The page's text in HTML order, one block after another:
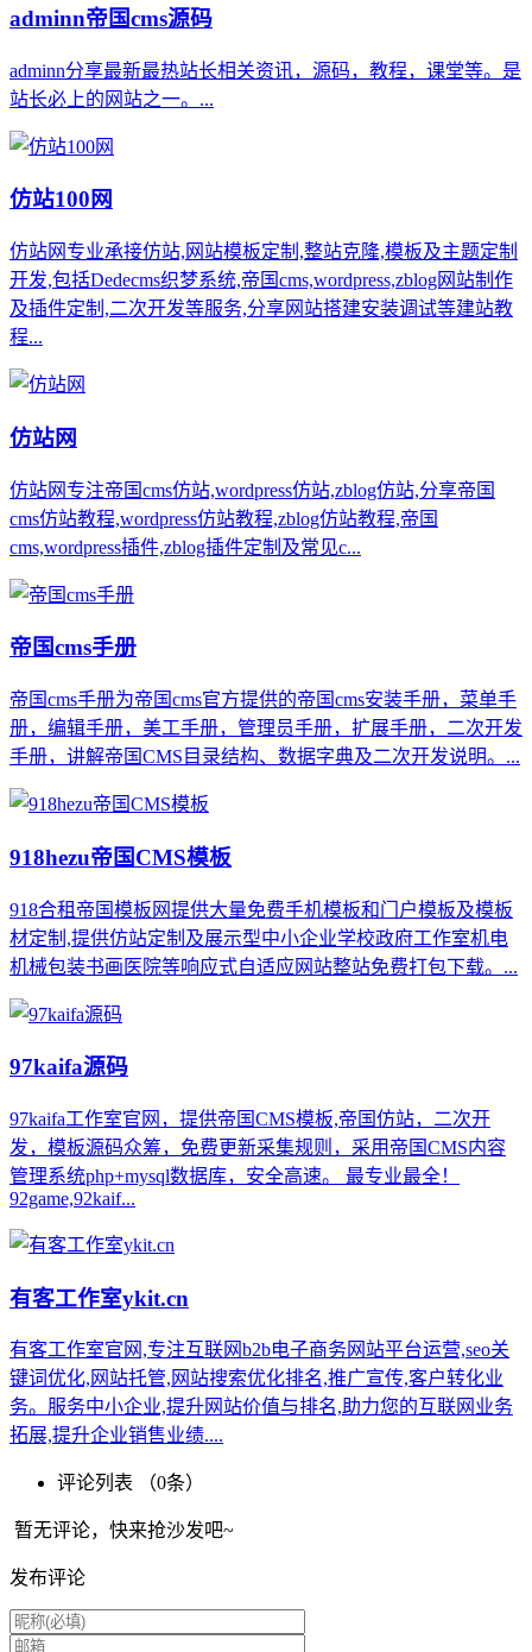
adminn帝国cms源码
adminn分享最新最热站长相关资讯，源码，教程，课堂等。是
站长必上的网站之一。...
仿站100网
仿站网专业承接仿站,网站模板定制,整站克隆,模板及主题定制
开发,包括Dedecms织梦系统,帝国cms,wordpress,zblog网站制作
及插件定制,二次开发等服务,分享网站搭建安装调试等建站教
程...
仿站网
仿站网专注帝国cms仿站,wordpress仿站,zblog仿站,分享帝国
cms仿站教程,wordpress仿站教程,zblog仿站教程,帝国
cms,wordpress插件,zblog插件定制及常见c...
帝国cms手册
帝国cms手册为帝国cms官方提供的帝国cms安装手册，菜单手
册，编辑手册，美工手册，管理员手册，扩展手册，二次开发
手册，讲解帝国CMS目录结构、数据字典及二次开发说明。...
918hezu帝国CMS模板
918合租帝国模板网提供大量免费手机模板和门户模板及模板
材定制,提供仿站定制及展示型中小企业学校政府工作室机电
机械包装书画医院等响应式自适应网站整站免费打包下载。...
97kaifa源码
97kaifa工作室官网，提供帝国CMS模板,帝国仿站，二次开
发，模板源码众筹，免费更新采集规则，采用帝国CMS内容
管理系统php+mysql数据库，安全高速。 最专业最全！
92game,92kaif...
有客工作室ykit.cn
有客工作室官网,专注互联网b2b电子商务网站平台运营,seo关
键词优化,网站托管,网站搜索优化排名,推广宣传,客户转化业
务。服务中小企业,提升网站价值与排名,助力您的互联网业务
拓展,提升企业销售业绩....
评论列表 （0条）
暂无评论，快来抢沙发吧~
发布评论